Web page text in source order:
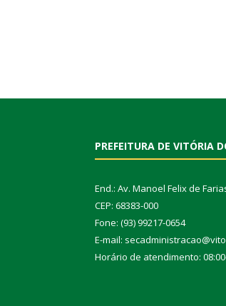
PREFEITURA DE VITÓRIA
End.: Av. Manoel Felix de
CEP: 68383-000
Fone: (93) 99217-0654
E-mail:
Horário de atendimento: